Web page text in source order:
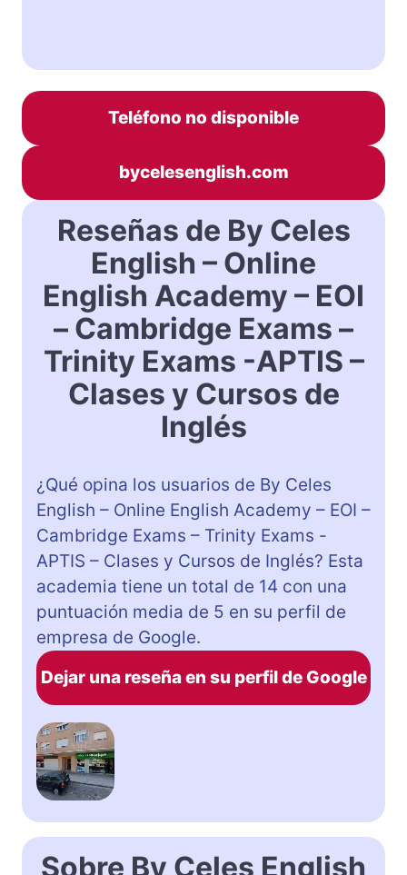
Teléfono no disponible
bycelesenglish.com
Reseñas de By Celes
English – Online
English Academy – EOI
– Cambridge Exams –
Trinity Exams -APTIS –
Clases y Cursos de
Inglés
¿Qué opina los usuarios de By Celes
English – Online English Academy – EOI –
Cambridge Exams – Trinity Exams -
APTIS – Clases y Cursos de Inglés? Esta
academia tiene un total de 14 con una
puntuación media de 5 en su perfil de
empresa de Google.
Dejar una reseña en su perfil de Google
Sobre By Celes English